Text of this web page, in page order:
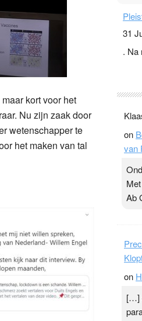
kort voor het
Nu zijn zaak door
wetenschapper te
het maken van tal
. Na
zijn.
.
on